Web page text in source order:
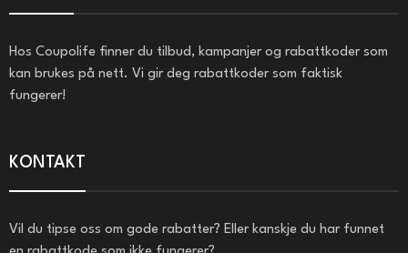
Hos Coupolife finner du tilbud, kampanjer og rabattkoder som
kan brukes på nett. Vi gir deg rabattkoder som faktisk
fungerer!
KONTAKT
Vil du tipse oss om gode rabatter? Eller kanskje du har funnet